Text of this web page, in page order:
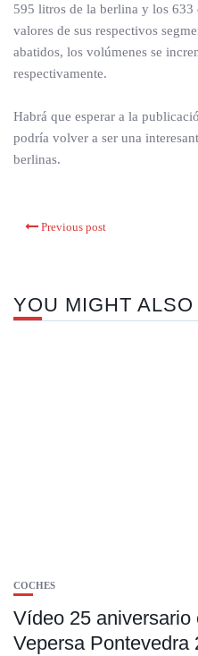
595 litros de la berlina y los
valores de sus respectivos
abatidos, los volúmenes se
respectivamente.
Habrá que esperar a la
podría volver a ser una
berlinas.
Previous post
YOU MIGHT
COCHES
Vídeo 25 aniversario
Vepersa Pontevedra